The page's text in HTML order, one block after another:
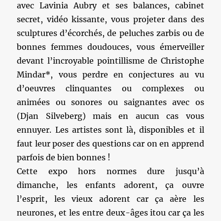
avec Lavinia Aubry et ses balances, cabinet
secret, vidéo kissante, vous projeter dans des
sculptures d’écorchés, de peluches zarbis ou de
bonnes femmes doudouces, vous émerveiller
devant l’incroyable pointillisme de Christophe
Mindar*, vous perdre en conjectures au vu
d’oeuvres clinquantes ou complexes ou
animées ou sonores ou saignantes avec os
(Djan Silveberg) mais en aucun cas vous
ennuyer. Les artistes sont là, disponibles et il
faut leur poser des questions car on en apprend
parfois de bien bonnes !
Cette expo hors normes dure jusqu’à
dimanche, les enfants adorent, ça ouvre
l’esprit, les vieux adorent car ça aère les
neurones, et les entre deux-âges itou car ça les